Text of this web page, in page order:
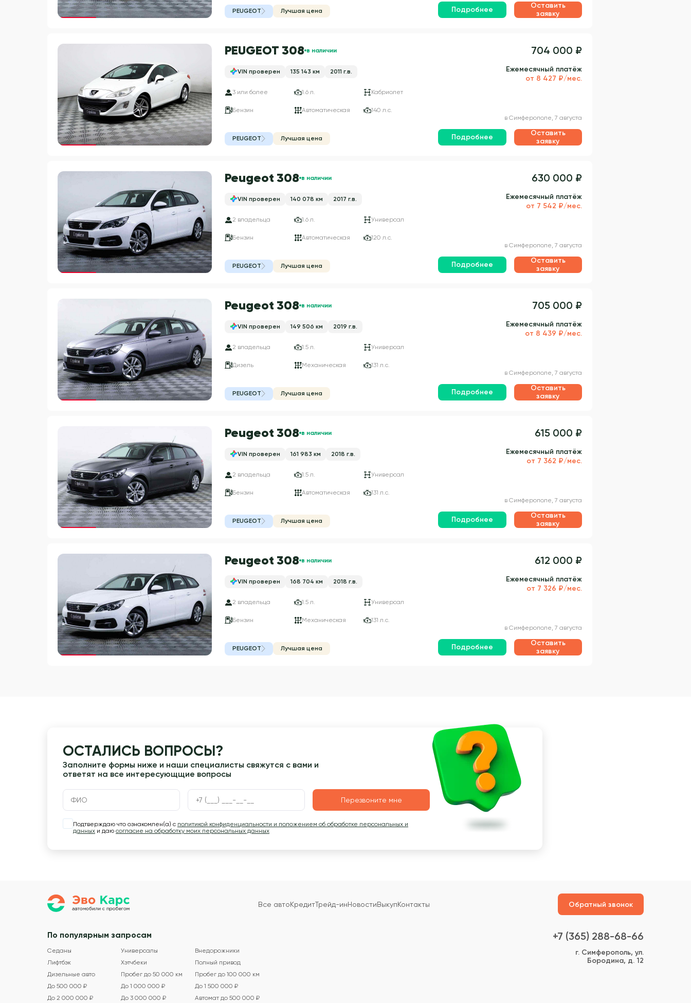
Гарантия 3 года PEUGEOT Лучшая цена Подробнее
Оставить
заявку
Гарантия 3 года
PEUGEOT 308 в наличии 704 000 ₽
VIN проверен 135 143 км 2011 г.в.
3 или более 1.6 л. Кабриолет
Бензин Автоматическая 140 л.с.
PEUGEOT Лучшая цена
Ежемесячный платёж
от 8 427 ₽/мес.
в Симферополе, 7 августа
Подробнее
Оставить
заявку
Гарантия 3 года
Peugeot 308 в наличии 630 000 ₽
VIN проверен 140 078 км 2017 г.в.
2 владельца 1.6 л. Универсал
Бензин Автоматическая 120 л.с.
PEUGEOT Лучшая цена
Ежемесячный платёж
от 7 542 ₽/мес.
в Симферополе, 7 августа
Подробнее
Оставить
заявку
Гарантия 3 года
Peugeot 308 в наличии 705 000 ₽
VIN проверен 149 506 км 2019 г.в.
2 владельца 1.5 л. Универсал
Дизель Механическая 131 л.с.
PEUGEOT Лучшая цена
Ежемесячный платёж
от 8 439 ₽/мес.
в Симферополе, 7 августа
Подробнее
Оставить
заявку
Гарантия 3 года
Peugeot 308 в наличии 615 000 ₽
VIN проверен 161 983 км 2018 г.в.
2 владельца 1.5 л. Универсал
Бензин Автоматическая 131 л.с.
PEUGEOT Лучшая цена
Ежемесячный платёж
от 7 362 ₽/мес.
в Симферополе, 7 августа
Подробнее
Оставить
заявку
Гарантия 3 года
Peugeot 308 в наличии 612 000 ₽
VIN проверен 168 704 км 2018 г.в.
2 владельца 1.5 л. Универсал
Бензин Механическая 131 л.с.
PEUGEOT Лучшая цена
Ежемесячный платёж
от 7 326 ₽/мес.
в Симферополе, 7 августа
Подробнее
Оставить
заявку
ОСТАЛИСЬ ВОПРОСЫ?
Заполните формы ниже и наши специалисты свяжутся с вами и
ответят на все интересующщие вопросы
Перезвоните мне
Подтверждаю что ознакомлен(а) с политикой конфиденциальности и положением об обработке персональных и
данных и даю согласие на обработку моих персональных данных
Все автоКредитТрейд-инНовостиВыкупКонтакты Обратный звонок
По популярным запросам
Седаны Универсалы
Внедорожники
Лифтбэк
Хэтчбеки
Полный привод
Дизельные авто
Пробег до 50 000 км
Пробег до 100 000 км
До 500 000 ₽
До 1 000 000 ₽
До 1 500 000 ₽
До 2 000 000 ₽
До 3 000 000 ₽ Автомат до 500 000 ₽
+7 (365) 288-68-66
г. Симферополь, ул.
Бородина, д. 12